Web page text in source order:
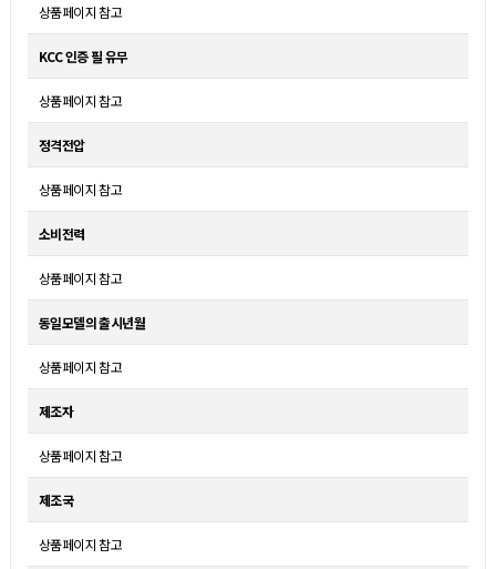
상품페이지 참고
KCC 인증 필 유무
상품페이지 참고
정격전압
상품페이지 참고
소비전력
상품페이지 참고
동일모델의 출시년월
상품페이지 참고
제조자
상품페이지 참고
제조국
상품페이지 참고